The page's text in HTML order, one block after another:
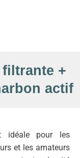
filtrante +
actif
idéale pour les
et les amateurs